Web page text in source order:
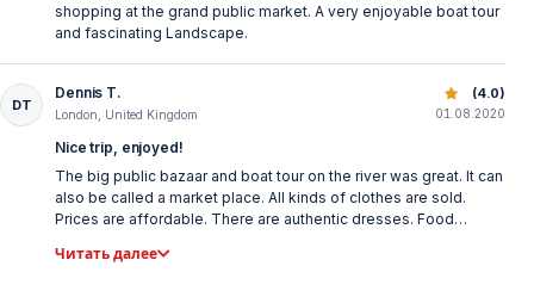
shopping at the grand public market. A very enjoyable boat tour
and fascinating Landscape.
Экскурсия в Манавгат из Антальи | Лодка, базар и
DT
Dennis T.
London, United Kingdom
(4.0)
01.08.2020
Nice trip, enjoyed!
The big public bazaar and boat tour on the river was great. It can
also be called a market place. All kinds of clothes are sold.
Prices are affordable. There are authentic dresses. Food
out!
Читать далее